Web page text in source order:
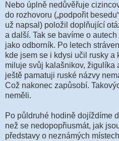
Nebo úplně nedůvěřuje
do rozhovoru („podpořit
už napsal) položil doplňující
a další. Tak se bavíme o
jako odborník. Po letech
kde jsem se i kdysi učil rusky a
miluje svůj kalašnikov, žigulíka
ještě pamatuji ruské názvy
Což nakonec zapůsobí.
neměli.
Po půldruhé hodině dojíždíme
než se nedopopřiusmát, jak
představy o neznámých